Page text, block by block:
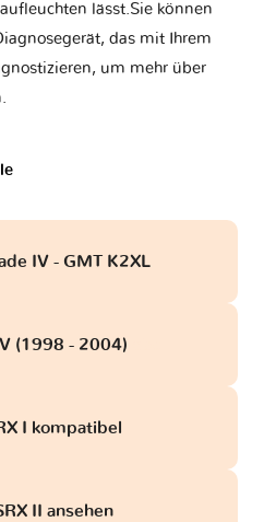
lässt.Sie können
das mit Ihrem
um mehr über
IV - GMT K2XL
(1998 - 2004)
I kompatibel
II ansehen